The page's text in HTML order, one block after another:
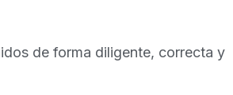
de forma diligente, correcta y